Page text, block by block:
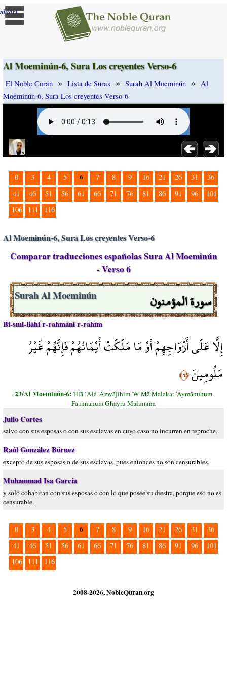
]
Al Moeminún-6, Sura Los creyentes Verso-6
El Noble Corán » Lista de Suras » Surah Al Moeminún » Al
Moeminún-6, Sura Los creyentes Verso-6
0 3 4 5 6 7 8 9 16 21 26 31
36
41
46 51 56 61 66 71 76 81 86 91 96
101
106
111 116
Al Moeminún-6, Sura Los creyentes Verso-6
Comparar traducciones españolas Sura Al Moeminún
- Verso 6
سورة المؤمنون Surah Al Moeminún
Bi-smi-llāhi r-rahmāni r-rahīm
إِلَّا عَلَى أَزْوَاجِهِمْ أوْ مَا مَلَكَتْ أَيْمَانُهُمْ فَإِنَّهُمْ غَيْرُ
مَلُومِينَ﴿٦﴾
23/Al Moeminún-6:'Illā `Alá 'Azwājihim 'W Mā Malakat 'Aymānuhum
Fa'innahum Ghayru Malūmīna
Julio Cortes
salvo con sus esposas o con sus esclavas en cuyo caso no incurren en reproche,
Raúl González Bórnez
excepto de sus esposas o de sus esclavas, pues entonces no son censurables.
Muhammad Isa García
y solo cohabitan con sus esposas o con lo que posee su diestra, porque eso no es
censurable.
0 3 4 5 6 7 8 9 16 21 26 31
36
41
46 51 56 61 66 71 76 81 86 91 96
101
106
111 116
2008-2026, NobleQuran.org